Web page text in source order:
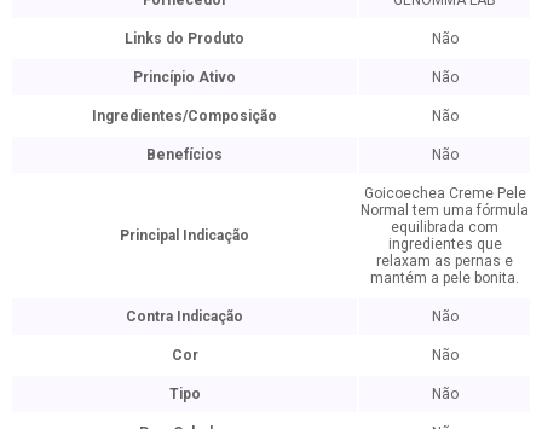
Links do Produto Não
Princípio Ativo Não
Ingredientes/Composição Não
Benefícios Não
Principal Indicação
Goicoechea Creme Pele
Normal tem uma fórmula
equilibrada com
ingredientes que
relaxam as pernas e
mantém a pele bonita.
Contra Indicação Não
Cor Não
Tipo Não